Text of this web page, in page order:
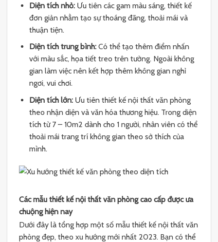
Diện tích nhỏ:Ưu tiên các gam màu sáng, thiết kế
đơn giản nhằm tạo sự thoáng đãng, thoải mái và
thuận tiện.
Diện tích trung bình:Có thể tạo thêm điểm nhấn
với màu sắc, họa tiết treo trên tường. Ngoài không
gian làm việc nên kết hợp thêm không gian nghỉ
ngơi, vui chơi.
Diện tích lớn:Ưu tiên thiết kế nội thất văn phòng
theo nhận diện và văn hóa thương hiệu. Trong diện
tích từ 7 – 10m2 dành cho 1 người, nhân viên có thể
thoải mái trang trí không gian theo sở thích của
mình.
Các mẫu thiết kế nội thất văn phòng cao cấp được ưa
chuộng hiện nay
Dưới đây là tổng hợp một số mẫu thiết kế nội thất văn
phòng đẹp, theo xu hướng mới nhất 2023. Bạn có thể